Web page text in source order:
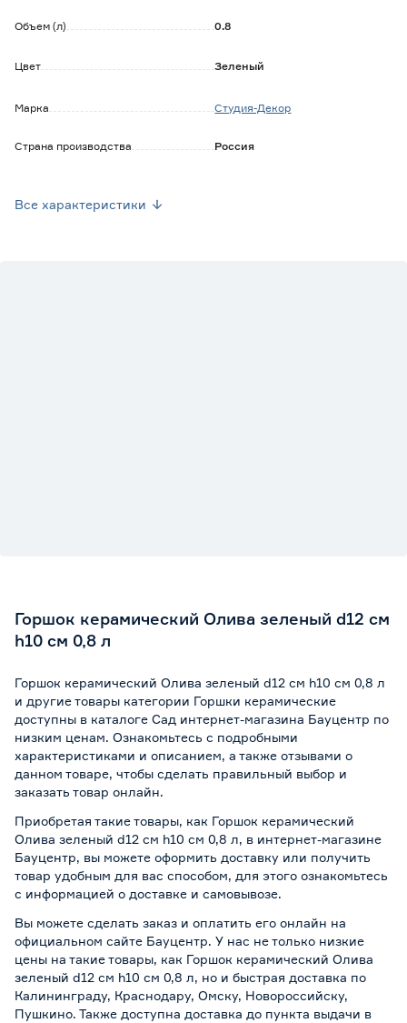
Объем (л) 0.8
Цвет Зеленый
Марка Студия-Декор
Страна производства Россия
Все характеристики
Горшок керамический Олива зеленый d12 см
h10 см 0,8 л
Горшок керамический Олива зеленый d12 см h10 см 0,8 л
и другие товары категории Горшки керамические
доступны в каталоге Сад интернет-магазина Бауцентр по
низким ценам. Ознакомьтесь с подробными
характеристиками и описанием, а также отзывами о
данном товаре, чтобы сделать правильный выбор и
заказать товар онлайн.
Приобретая такие товары, как Горшок керамический
Олива зеленый d12 см h10 см 0,8 л, в интернет-магазине
Бауцентр, вы можете оформить доставку или получить
товар удобным для вас способом, для этого ознакомьтесь
с информацией о доставке и самовывозе.
Вы можете сделать заказ и оплатить его онлайн на
официальном сайте Бауцентр. У нас не только низкие
цены на такие товары, как Горшок керамический Олива
зеленый d12 см h10 см 0,8 л, но и быстрая доставка по
Калининграду, Краснодару, Омску, Новороссийску,
Пушкино. Также доступна доставка до пункта выдачи в